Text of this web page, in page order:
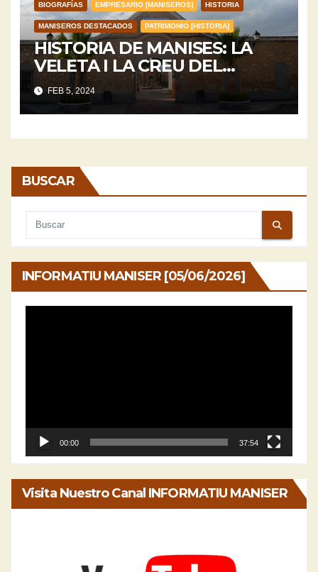
BIOGRAFÍAS EMPRESARIO [MANISEROS] HISTORIA
MANISEROS DESTACADOS PATRIMONIO [HISTORIA]
HISTORIA DE MANISES: LA
VELETA I LA CREU DEL
CEMENTERI
FEB 5, 2024
BUSCAR
INFORMATIU MANISER [05/06/2026]
00:00 37:54
Visita Nuestro Canal INFORMATIU MANISER